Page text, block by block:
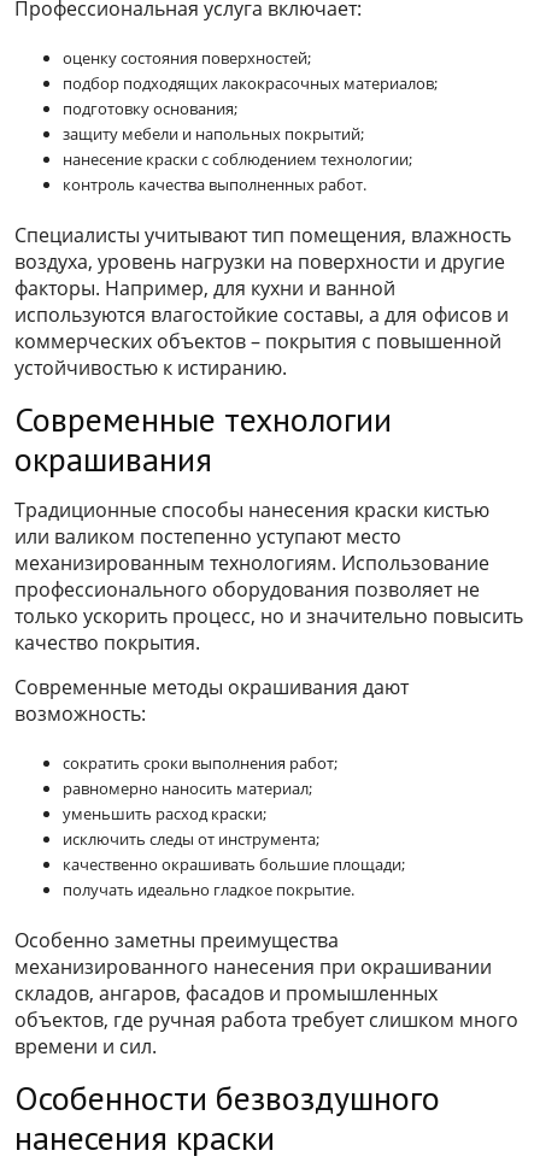
Профессиональная услуга включает:
оценку состояния поверхностей;
подбор подходящих лакокрасочных материалов;
подготовку основания;
защиту мебели и напольных покрытий;
нанесение краски с соблюдением технологии;
контроль качества выполненных работ.
Специалисты учитывают тип помещения, влажность
воздуха, уровень нагрузки на поверхности и другие
факторы. Например, для кухни и ванной
используются влагостойкие составы, а для офисов и
коммерческих объектов – покрытия с повышенной
устойчивостью к истиранию.
Современные технологии
окрашивания
Традиционные способы нанесения краски кистью
или валиком постепенно уступают место
механизированным технологиям. Использование
профессионального оборудования позволяет не
только ускорить процесс, но и значительно повысить
качество покрытия.
Современные методы окрашивания дают
возможность:
сократить сроки выполнения работ;
равномерно наносить материал;
уменьшить расход краски;
исключить следы от инструмента;
качественно окрашивать большие площади;
получать идеально гладкое покрытие.
Особенно заметны преимущества
механизированного нанесения при окрашивании
складов, ангаров, фасадов и промышленных
объектов, где ручная работа требует слишком много
времени и сил.
Особенности безвоздушного
нанесения краски